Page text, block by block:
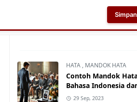
Aplikasi AI
HATA , MANDOK HATA
Contoh Mandok
Bahasa Indonesia
29 Sep, 2023